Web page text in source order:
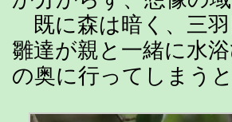
既に森は暗く、三
雛達が親と一緒に水
の奥に行ってしまう